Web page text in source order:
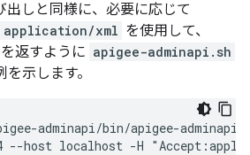
出しと同様に、必要に応じて
application/xml を使用して、
返すように apigee-adminapi.sh
示します。
adminapi/bin/apigee-
--host localhost -H